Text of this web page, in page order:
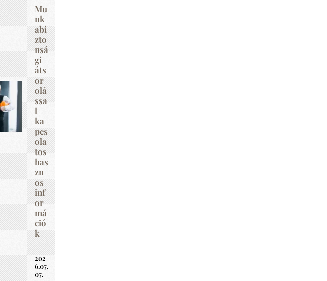
Mu
nk
abi
zto
nsá
gi
áts
or
olá
ssa
l
ka
pcs
ola
tos
has
zn
os
inf
or
má
ció
k
202
6.07.
07.